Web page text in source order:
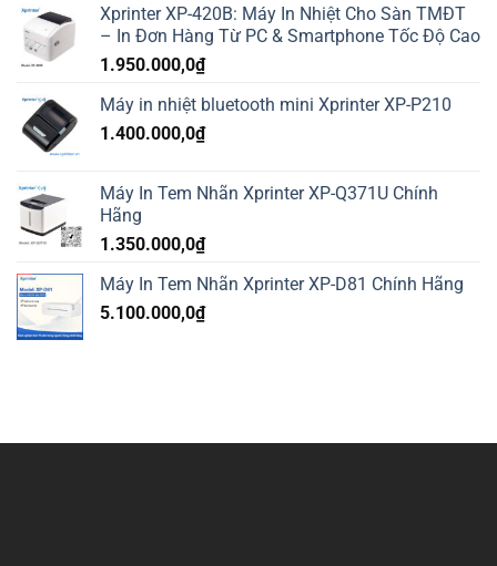
Xprinter XP-420B: Máy In Nhiệt Cho Sàn TMĐT
– In Đơn Hàng Từ PC & Smartphone Tốc Độ Cao
1.950.000,0₫
Máy in nhiệt bluetooth mini Xprinter XP-P210
1.400.000,0₫
Máy In Tem Nhãn Xprinter XP-Q371U Chính
Hãng
1.350.000,0₫
Máy In Tem Nhãn Xprinter XP-D81 Chính Hãng
5.100.000,0₫